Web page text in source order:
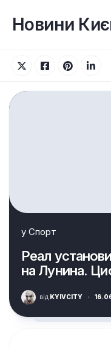
вмістуНовини
у Спорт
Реал
на Лунина.
від KYIVCITY ·